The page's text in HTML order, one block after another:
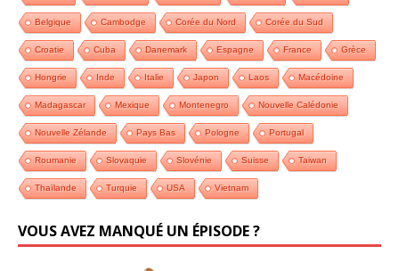
Belgique Cambodge Corée du Nord Corée du Sud
Croatie Cuba Danemark Espagne France Grèce
Hongrie Inde Italie Japon Laos Macédoine
Madagascar Mexique Montenegro Nouvelle Calédonie
Nouvelle Zélande Pays Bas Pologne Portugal
Roumanie Slovaquie Slovénie Suisse Taiwan
Thaïlande Turquie USA Vietnam
VOUS AVEZ MANQUÉ UN ÉPISODE ?